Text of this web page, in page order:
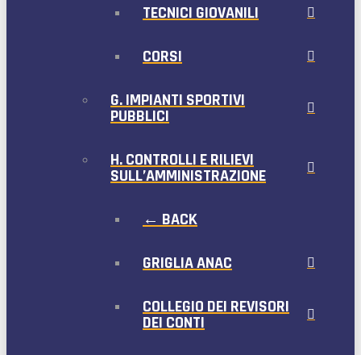
TECNICI GIOVANILI
CORSI
G. IMPIANTI SPORTIVI
PUBBLICI
H. CONTROLLI E RILIEVI
SULL’AMMINISTRAZIONE
← BACK
GRIGLIA ANAC
COLLEGIO DEI REVISORI
DEI CONTI